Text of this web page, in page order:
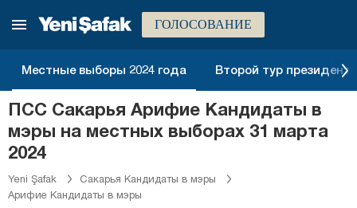
ГОЛОСОВАНИЕ
Местные выборы 2024 года Второй тур
ПСС Сакарья Арифие Кандидаты в
мэры на местных выборах 31 марта
2024
Yeni Şafak
Сакарья Кандидаты в мэры
Арифие Кандидаты в мэры
Мардин
Мугла
Муш
Невшехир
Нигде
Орду